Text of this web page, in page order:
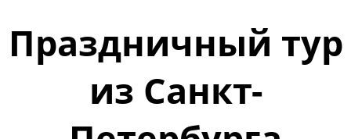
Праздничный тур
из Санкт-